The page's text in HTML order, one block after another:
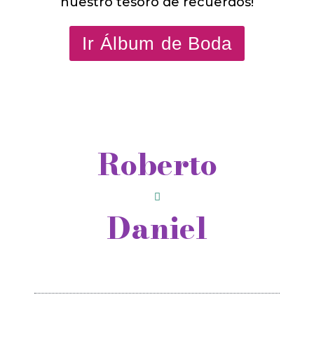
Ir Álbum de Boda
Roberto
Daniel